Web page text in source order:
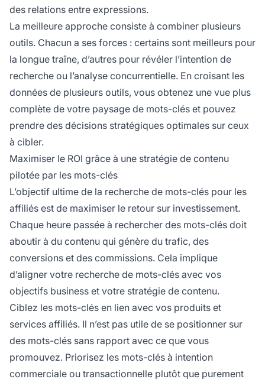
des relations entre expressions.
La meilleure approche consiste à combiner plusieurs
outils. Chacun a ses forces : certains sont meilleurs pour
la longue traîne, d’autres pour révéler l’intention de
recherche ou l’analyse concurrentielle. En croisant les
données de plusieurs outils, vous obtenez une vue plus
complète de votre paysage de mots-clés et pouvez
prendre des décisions stratégiques optimales sur ceux
à cibler.
Maximiser le ROI grâce à une stratégie de contenu
pilotée par les mots-clés
L’objectif ultime de la recherche de mots-clés pour les
affiliés est de maximiser le retour sur investissement.
Chaque heure passée à rechercher des mots-clés doit
aboutir à du contenu qui génère du trafic, des
conversions et des commissions. Cela implique
d’aligner votre recherche de mots-clés avec vos
objectifs business et votre stratégie de contenu.
Ciblez les mots-clés en lien avec vos produits et
services affiliés. Il n’est pas utile de se positionner sur
des mots-clés sans rapport avec ce que vous
promouvez. Priorisez les mots-clés à intention
commerciale ou transactionnelle plutôt que purement